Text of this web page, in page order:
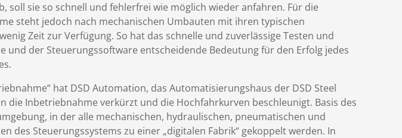
soll sie so schnell und fehlerfrei wie möglich wieder anfahren. Für die
steht jedoch nach mechanischen Umbauten mit ihren typischen
Zeit zur Verfügung. So hat das schnelle und zuverlässige Testen und
und der Steuerungssoftware entscheidende Bedeutung für den Erfolg jedes
hat DSD Automation, das Automatisierungshaus der DSD Steel
die Inbetriebnahme verkürzt und die Hochfahrkurven beschleunigt. Basis des
in der alle mechanischen, hydraulischen, pneumatischen und
des Steuerungssystems zu einer „digitalen Fabrik“ gekoppelt werden. In